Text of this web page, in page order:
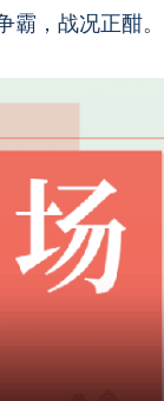
，战况正酣。